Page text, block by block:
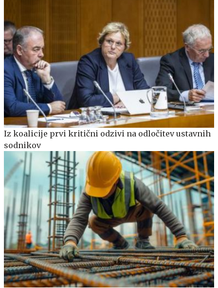
Iz koalicije prvi kritični odzivi na odločitev ustavnih
sodnikov